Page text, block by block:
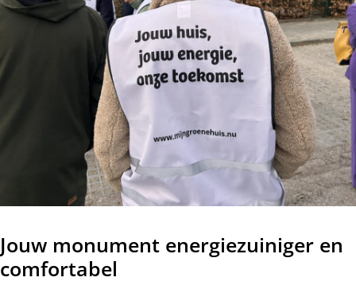
Jouw monument energiezuiniger en
comfortabel